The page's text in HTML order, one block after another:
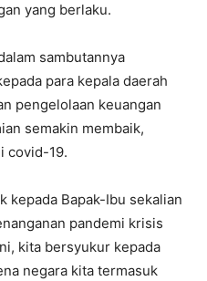
yang berlaku.
sambutannya
para kepala daerah
pengelolaan keuangan
semakin membaik,
covid-19.
kepada Bapak-Ibu sekalian
pandemi krisis
kita bersyukur kepada
negara kita termasuk